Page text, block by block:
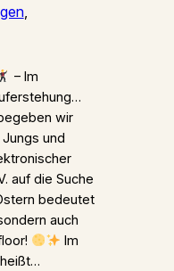
– Im
wir
und
auf die Suche
bedeutet
auch
Im